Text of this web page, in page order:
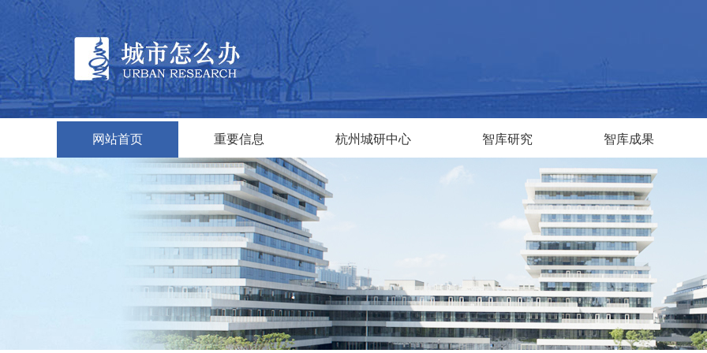
网站首页 重要信息 杭州城研中心 智库研究 智库成果